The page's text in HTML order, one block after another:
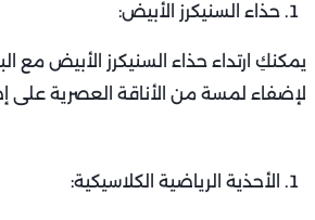
حذاء السنيكرز الأبيض:
يمكنكِ ارتداء حذاء السنيكرز الأبيض مع
لإضفاء لمسة من الأناقة العصرية على
الأحذية الرياضية الكلاسيكية: